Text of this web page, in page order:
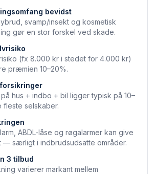
bevidst
svamp/insekt og kosmetisk
gør en stor forskel ved skade.
(fx 8.000 kr i stedet for 4.000 kr)
præmien 10–20%.
hus + indbo + bil ligger typisk på 10–
fleste selskaber.
ABDL-låse og røgalarmer kan give
— særligt i indbrudsudsatte områder.
3 tilbud
varierer markant mellem